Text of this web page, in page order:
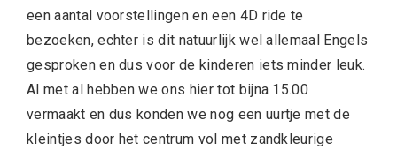
een aantal voorstellingen en een 4D ride te
bezoeken, echter is dit natuurlijk wel allemaal Engels
gesproken en dus voor de kinderen iets minder leuk.
Al met al hebben we ons hier tot bijna 15.00
vermaakt en dus konden we nog een uurtje met de
kleintjes door het centrum vol met zandkleurige